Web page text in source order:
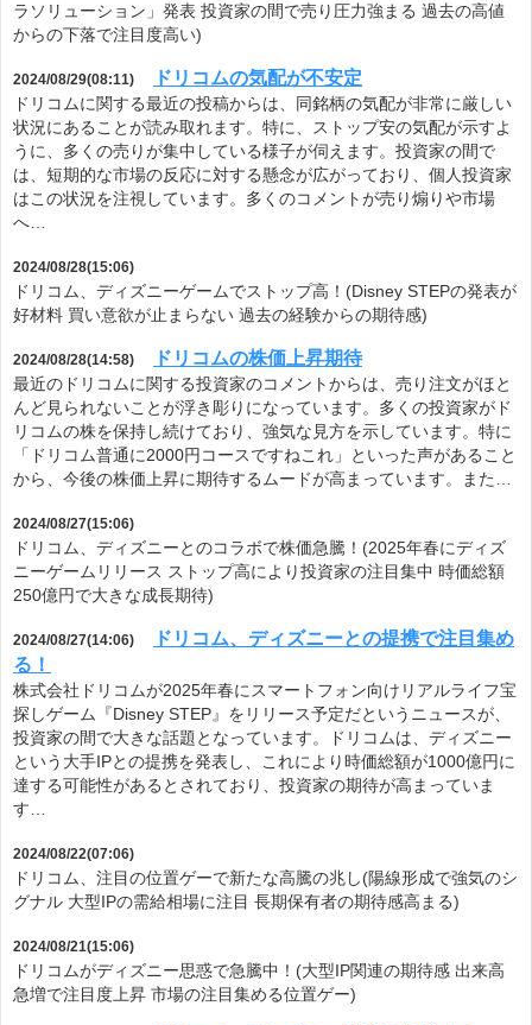
ラソリューション」発表 投資家の間で売り圧力強まる 過去の高値
からの下落で注目度高い)
2024/08/29(08:11) ドリコムの気配が不安定
ドリコムに関する最近の投稿からは、同銘柄の気配が非常に厳しい
状況にあることが読み取れます。特に、ストップ安の気配が示すよ
うに、多くの売りが集中している様子が伺えます。投資家の間で
は、短期的な市場の反応に対する懸念が広がっており、個人投資家
はこの状況を注視しています。多くのコメントが売り煽りや市場
へ…
2024/08/28(15:06)
ドリコム、ディズニーゲームでストップ高！(Disney STEPの発表が
好材料 買い意欲が止まらない 過去の経験からの期待感)
2024/08/28(14:58) ドリコムの株価上昇期待
最近のドリコムに関する投資家のコメントからは、売り注文がほと
んど見られないことが浮き彫りになっています。多くの投資家がド
リコムの株を保持し続けており、強気な見方を示しています。特に
「ドリコム普通に2000円コースですねこれ」といった声があること
から、今後の株価上昇に期待するムードが高まっています。また…
2024/08/27(15:06)
ドリコム、ディズニーとのコラボで株価急騰！(2025年春にディズ
ニーゲームリリース ストップ高により投資家の注目集中 時価総額
250億円で大きな成長期待)
2024/08/27(14:06)
ドリコム、ディズニーとの提携で注目集め
る！
株式会社ドリコムが2025年春にスマートフォン向けリアルライフ宝
探しゲーム『Disney STEP』をリリース予定だというニュースが、
投資家の間で大きな話題となっています。ドリコムは、ディズニー
という大手IPとの提携を発表し、これにより時価総額が1000億円に
達する可能性があるとされており、投資家の期待が高まっていま
す…
2024/08/22(07:06)
ドリコム、注目の位置ゲーで新たな高騰の兆し(陽線形成で強気のシ
グナル 大型IPの需給相場に注目 長期保有者の期待感高まる)
2024/08/21(15:06)
ドリコムがディズニー思惑で急騰中！(大型IP関連の期待感 出来高
急増で注目度上昇 市場の注目集める位置ゲー)